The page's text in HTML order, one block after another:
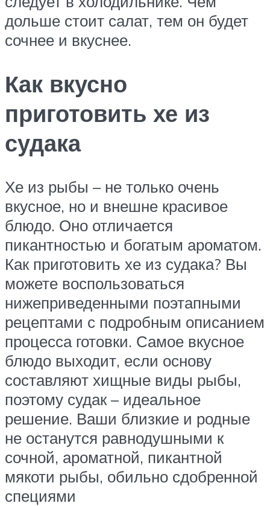
дольше стоит салат, тем он будет
сочнее и вкуснее.
Как вкусно
приготовить хе из
судака
Хе из рыбы – не только очень
вкусное, но и внешне красивое
блюдо. Оно отличается
пикантностью и богатым ароматом.
Как приготовить хе из судака? Вы
можете воспользоваться
нижеприведенными поэтапными
рецептами с подробным описанием
процесса готовки. Самое вкусное
блюдо выходит, если основу
составляют хищные виды рыбы,
поэтому судак – идеальное
решение. Ваши близкие и родные
не останутся равнодушными к
сочной, ароматной, пикантной
мякоти рыбы, обильно сдобренной
специями